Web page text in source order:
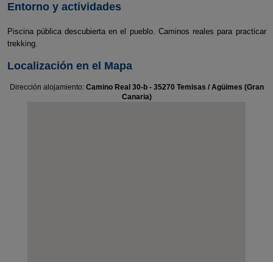
Entorno y actividades
Piscina pública descubierta en el pueblo. Caminos reales para practicar
trekking.
Localización en el Mapa
Dirección alojamiento: Camino Real 30-b - 35270 Temisas / Agüimes (Gran
Canaria)